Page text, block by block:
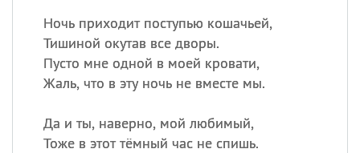
Ночь приходит поступью кошачьей,
Тишиной окутав все дворы.
Пусто мне одной в моей кровати,
Жаль, что в эту ночь не вместе мы.
Да и ты, наверно, мой любимый,
Тоже в этот тёмный час не спишь.